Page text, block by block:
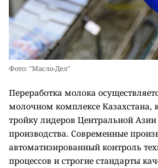
Фото: "Масло-Дел"
Переработка молока
молочном комплексе Казахстана,
тройку лидеров Центральной
производства. Современные
автоматизированный контроль
процессов и строгие стандарты